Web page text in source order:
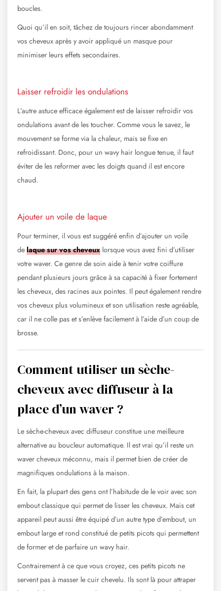
boucles.
Quoi qu’il en soit, tâchez de toujours rincer abondamment
vos cheveux après y avoir appliqué un masque pour
minimiser leurs effets secondaires.
Laisser refroidir les ondulations
L’autre astuce efficace également est de laisser refroidir vos
ondulations avant de les toucher. Comme vous le savez, le
mouvement se forme via la chaleur, mais se fixe en
refroidissant. Donc, pour un wavy hair longue tenue, il faut
éviter de les reformer avec les doigts quand il est encore
chaud.
Ajouter un voile de laque
Pour terminer, il vous est suggéré enfin d’ajouter un voile
de laque sur vos cheveux lorsque vous avez fini d’utiliser
votre waver. Ce genre de soin aide à tenir votre coiffure
pendant plusieurs jours grâce à sa capacité à fixer fortement
les cheveux, des racines aux pointes. Il peut également rendre
vos cheveux plus volumineux et son utilisation reste agréable,
car il ne colle pas et s’enlève facilement à l’aide d’un coup de
brosse.
Comment utiliser un sèche-
cheveux avec diffuseur à la
place d’un waver ?
Le sèche-cheveux avec diffuseur constitue une meilleure
alternative au boucleur automatique. Il est vrai qu’il reste un
waver cheveux méconnu, mais il permet bien de créer de
magnifiques ondulations à la maison.
En fait, la plupart des gens ont l’habitude de le voir avec son
embout classique qui permet de lisser les cheveux. Mais cet
appareil peut aussi être équipé d’un autre type d’embout, un
embout large et rond constitué de petits picots qui permettent
de former et de parfaire un wavy hair.
Contrairement à ce que vous croyez, ces petits picots ne
servent pas à masser le cuir chevelu. Ils sont là pour attraper